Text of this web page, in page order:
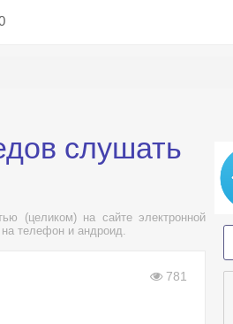
слушать
(целиком) на сайте электронной
телефон и андроид.
781